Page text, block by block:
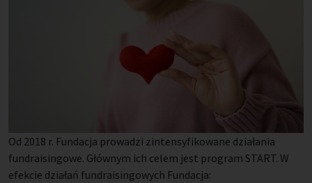
Od 2018 r. Fundacja prowadzi zintensyfikowane działania
fundraisingowe. Głównym ich celem jest program START. W
efekcie działań fundraisingowych Fundacja: